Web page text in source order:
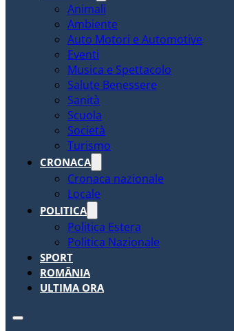
Animali
Ambiente
Auto Motori e Automotive
Eventi
Musica e Spettacolo
Salute Benessere
Sanità
Scuola
Società
Turismo
CRONACA
Cronaca nazionale
Locale
POLITICA
Politica Estera
Politica Nazionale
SPORT
ROMÂNIA
ULTIMA ORA